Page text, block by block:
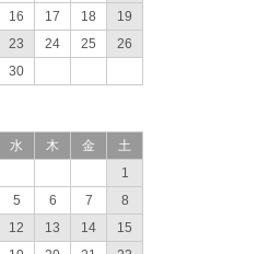
16 17 18
19
23 24 25
26
30
水 木 金
土
1
5 6 7
8
12 13 14
15